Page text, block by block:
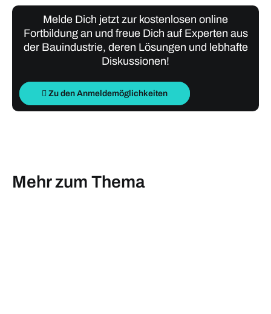
Melde Dich jetzt zur kostenlosen online
Fortbildung an und freue Dich auf Experten aus
der Bauindustrie, deren Lösungen und lebhafte
Diskussionen!
Zu den Anmeldemöglichkeiten
Mehr zum Thema